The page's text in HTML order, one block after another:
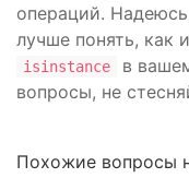
операций.
лучше понять, как
isinstance
в
вопросы, не
Похожие вопросы